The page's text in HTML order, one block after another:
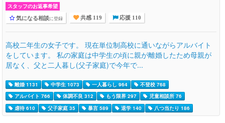
スタッフのお返事希望
気になる相談に登録 共感 119 応援 110
高校二年生の女子です。 現在単位制高校に通いながらアルバイト
をしています。 私の家庭は中学生の頃に親が離婚したため母親が
居なく、父と二人暮し(父子家庭)で今年で...
離婚 1131 中学生 1073 一人暮らし 964
不登校 768
アルバイト 766
体調不良 312 もう限界 297
児童相談所 76
虐待 610
父子家庭 35 暴言 589 退学 140 八つ当たり 186